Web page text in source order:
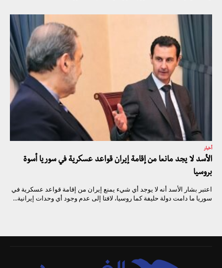
أخبار
الأسد لا يجد مانعا من إقامة إيران قواعد عسكرية في سوريا أسوة
بروسيا
اعتبر بشار الأسد أنه لا يوجد أي شيء يمنع إيران من إقامة قواعد عسكرية في
سوريا ما دامت دولة حليفة كما روسيا، لافتا إلى عدم وجود أي وحدات إيرانية...